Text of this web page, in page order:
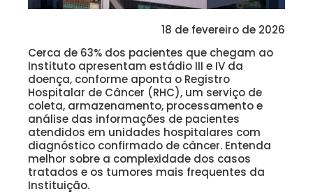
18 de fevereiro de 2026
Cerca de 63% dos pacientes que chegam ao
Instituto apresentam estádio III e IV da
doença, conforme aponta o Registro
Hospitalar de Câncer (RHC), um serviço de
coleta, armazenamento, processamento e
análise das informações de pacientes
atendidos em unidades hospitalares com
diagnóstico confirmado de câncer. Entenda
melhor sobre a complexidade dos casos
tratados e os tumores mais frequentes da
Instituição.